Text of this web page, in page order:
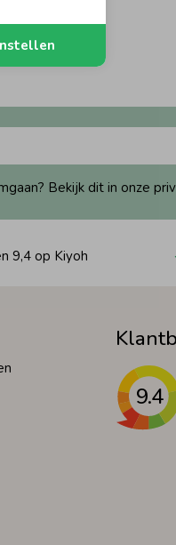
Bekijk dit in onze
9,4 op Kiyoh
9.4